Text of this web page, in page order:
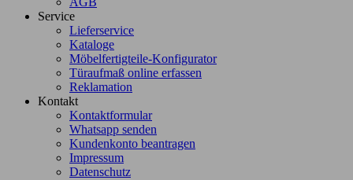
Service
Lieferservice
Kataloge
Möbelfertigteile-Konfigurator
Türaufmaß online erfassen
Reklamation
Kontakt
Kontaktformular
Whatsapp senden
Kundenkonto beantragen
Impressum
Datenschutz